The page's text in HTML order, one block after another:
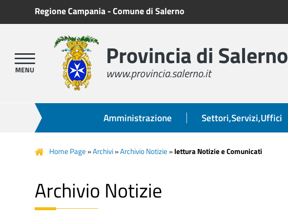
Regione Campania-Comune di Salerno
Provincia di Salerno
www.provincia.salerno.it
Amministrazione Settori,Servizi,Uffici
Home Page »Archivi»Archivio Notizie »lettura Notizie e Comunicati
Archivio Notizie